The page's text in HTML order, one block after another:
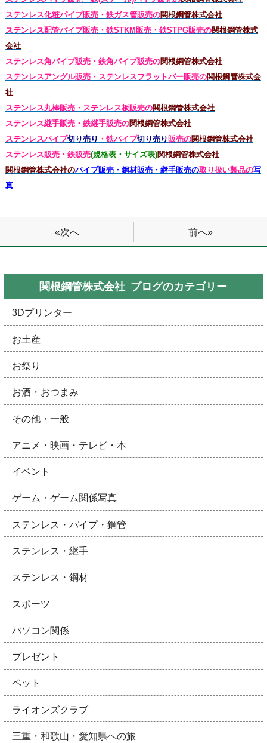
ステンレス化粧パイプ販売・鉄ガス管販売の関根鋼管株式会社
ステンレス配管パイプ販売・鉄STKM販売・鉄STPG販売の関根鋼管株式
会社
ステンレス角パイプ販売・鉄角パイプ販売の関根鋼管株式会社
ステンレスアングル販売・ ステンレスフラットバー販売の関根鋼管株式会
社
ステンレス丸棒販売・ ステンレス板販売の関根鋼管株式会社
ステンレス継手販売・鉄継手販売の関根鋼管株式会社
ステンレスパイプ切り売り ・鉄パイプ切り売り 販売の関根鋼管株式会社
ステンレス販売・鉄販売(規格表・サイズ表)関根鋼管株式会社
関根鋼管株式会社のパイプ販売・鋼材販売・継手販売の取り扱い製品の写
真
«次へ 前へ»
関根鋼管株式会社 ブログのカテゴリー
3Dプリンター
お土産
お祭り
お酒・おつまみ
その他・一般
アニメ・映画・テレビ・本
イベント
ゲーム・ゲーム関係写真
ステンレス・パイプ・鋼管
ステンレス・継手
ステンレス・鋼材
スポーツ
パソコン関係
プレゼント
ペット
ライオンズクラブ
三重・和歌山・愛知県への旅